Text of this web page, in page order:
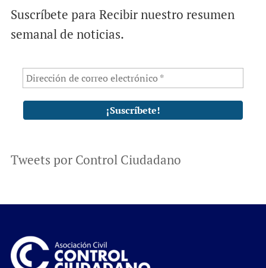
Suscríbete para Recibir nuestro resumen
semanal de noticias.
Tweets por Control Ciudadano